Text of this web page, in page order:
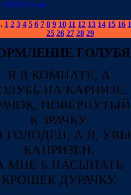
. 1 2 3 4 5 6 7 8 9 10 11 12 13 14 15 16
25 26 27 28 29
ГОЛУБЯ
Я В КОМНАТЕ, А
НА КАРНИЗЕ.
ПОВЕРНУТЫЙ
К ЗРАЧКУ.
ГОЛОДЕН, А Я,
КАПРИЗЕН,
МНЕ Б НАСЫПАТЬ
КРОШЕК ДУРАЧКУ.